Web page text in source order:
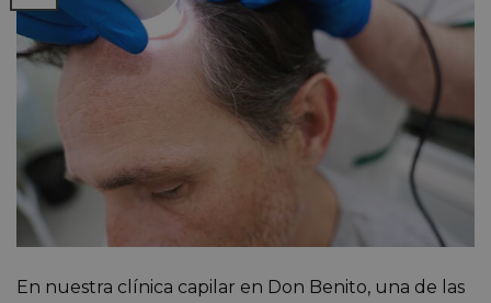
En nuestra clínica capilar en Don Benito, una de las